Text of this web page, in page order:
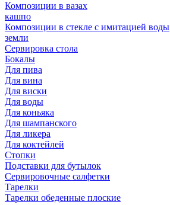
Композиции в вазах
кашпо
Композиции в стекле с имитацией воды
земли
Сервировка стола
Бокалы
Для пива
Для вина
Для виски
Для воды
Для коньяка
Для шампанского
Для ликера
Для коктейлей
Стопки
Подставки для бутылок
Сервировочные салфетки
Тарелки
Тарелки обеденные плоские